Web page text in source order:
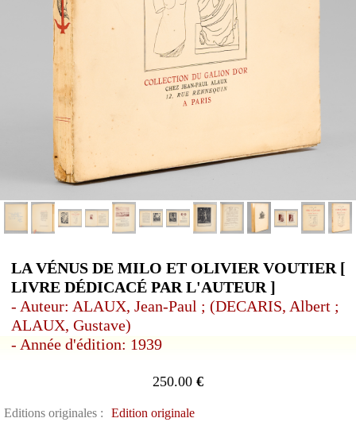
LA VÉNUS DE MILO ET OLIVIER VOUTIER [
LIVRE DÉDICACÉ PAR L'AUTEUR ]
- Auteur: ALAUX, Jean-Paul ; (DECARIS, Albert ;
ALAUX, Gustave)
- Année d'édition: 1939
250.00 €
Editions originales :
Edition originale